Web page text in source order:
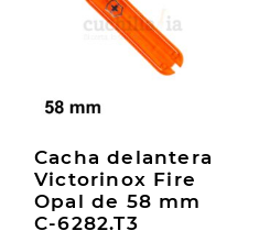
Cacha delantera
Victorinox Fire
Opal de 58 mm
C-6282.T3